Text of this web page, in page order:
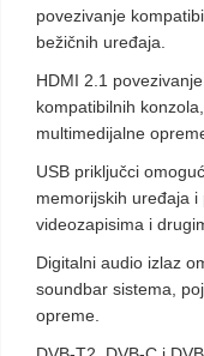
povezivanje
bežičnih uređaja.
HDMI 2.1
kompatibilnih
multimedijalne
USB priključci
memorijskih uređaja i
videozapisima i
Digitalni audio izlaz
soundbar sistema,
opreme.